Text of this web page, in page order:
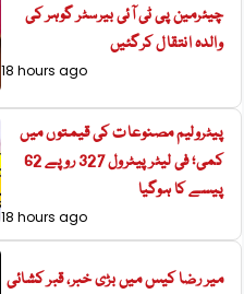
چیئرمین پی ٹی آئی بیرسٹر گوہر کی
والدہ انتقال کرگئیں
18 hours ago
پیٹرولیم مصنوعات کی قیمتوں میں
کمی؛ فی لیٹر پیٹرول 327 روپے 62
پیسے کا ہوگیا
18 hours ago
میر رضا کیس میں بڑی خبر، قبر کشائی